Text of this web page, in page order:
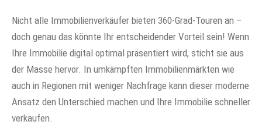
Nicht alle Immobilienverkäufer bieten 360-Grad-Touren an –
doch genau das könnte Ihr entscheidender Vorteil sein! Wenn
Ihre Immobilie digital optimal präsentiert wird, sticht sie aus
der Masse hervor. In umkämpften Immobilienmärkten wie
auch in Regionen mit weniger Nachfrage kann dieser moderne
Ansatz den Unterschied machen und Ihre Immobilie schneller
verkaufen.